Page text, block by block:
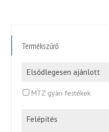
Termékszűrő
Elsődlegesen ajánlott
MTZ gyári festékek
Felépítés